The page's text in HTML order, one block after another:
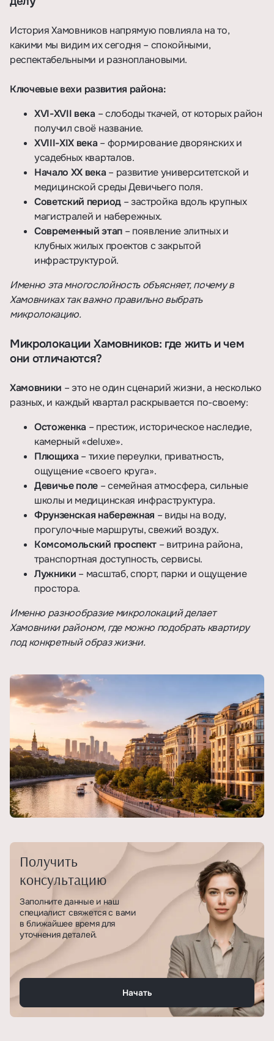
История Хамовников напрямую повлияла на то,
какими мы видим их сегодня – спокойными,
респектабельными и разноплановыми.
Ключевые вехи развития района:
XVI-XVII века – слободы ткачей, от которых район
получил своё название.
XVIII-XIX века – формирование дворянских и
усадебных кварталов.
Начало XX века – развитие университетской и
медицинской среды Девичьего поля.
Советский период– застройка вдоль крупных
магистралей и набережных.
Современный этап– появление элитных и
клубных жилых проектов с закрытой
инфраструктурой.
Именно эта многослойность объясняет, почему в
Хамовниках так важно правильно выбрать
микролокацию.
Микролокации Хамовников: где жить и чем
они отличаются?
Хамовники – это не один сценарий жизни, а несколько
разных, и каждый квартал раскрывается по-своему:
Остоженка – престиж, историческое наследие,
камерный «deluxe».
Плющиха – тихие переулки, приватность,
ощущение «своего круга».
Девичье поле – семейная атмосфера, сильные
школы и медицинская инфраструктура.
Фрунзенская набережная – виды на воду,
прогулочные маршруты, свежий воздух.
Комсомольский проспект– витрина района,
транспортная доступность, сервисы.
Лужники – масштаб, спорт, парки и ощущение
простора.
Именно разнообразие микролокаций делает
Хамовники районом, где можно подобрать квартиру
под конкретный образ жизни.
Получить
консультацию
Заполните данные и наш
специалист свяжется с вами
в ближайшее время для
уточнения деталей.
Начать